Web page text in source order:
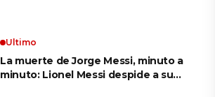
Ultimo
La muerte de Jorge Messi, minuto a
minuto: Lionel Messi despide a su